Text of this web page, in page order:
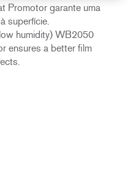
Promotor garante uma
superfície.
humidity) WB2050
ensures a better film